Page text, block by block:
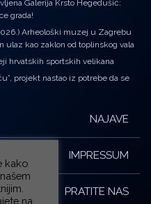
Galerija Krsto Hegedušić:
grada!
Arheološki muzej u Zagrebu
ulaz kao zaklon od toplinskog vala
hrvatskih sportskih velikana
projekt nastao iz potrebe da se
NAJAVE
IMPRESSUM
PRATITE NAS
kako
na